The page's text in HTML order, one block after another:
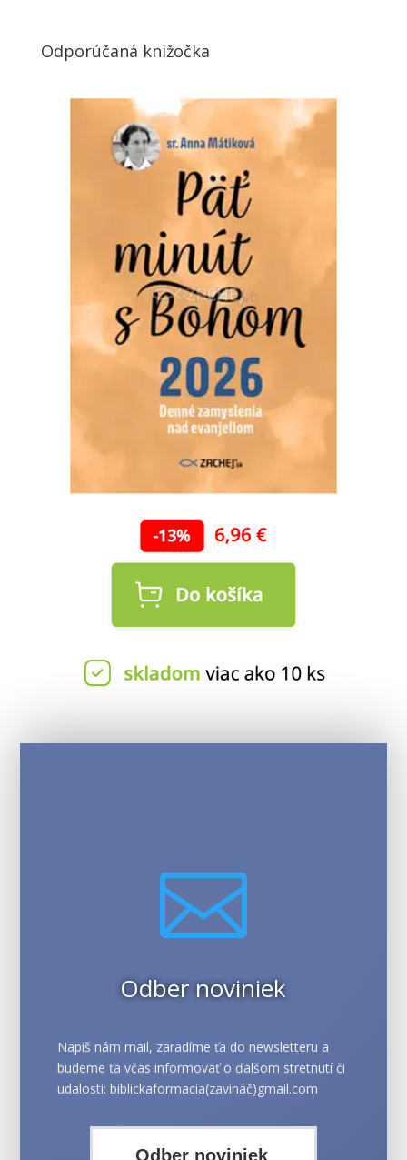
Odporúčaná knižočka

Odber noviniek
Napíš nám mail, zaradíme ťa do newsletteru a
budeme ťa včas informovať o ďalšom stretnutí či
udalosti: biblickaformacia(zavináč)gmail.com
Odber noviniek